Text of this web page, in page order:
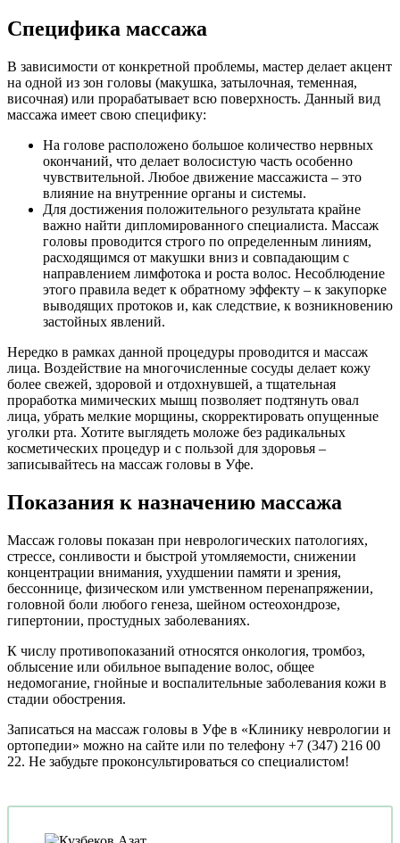
Специфика массажа
В зависимости от конкретной проблемы, мастер делает акцент
на одной из зон головы (макушка, затылочная, теменная,
височная) или прорабатывает всю поверхность. Данный вид
массажа имеет свою специфику:
На голове расположено большое количество нервных
окончаний, что делает волосистую часть особенно
чувствительной. Любое движение массажиста – это
влияние на внутренние органы и системы.
Для достижения положительного результата крайне
важно найти дипломированного специалиста. Массаж
головы проводится строго по определенным линиям,
расходящимся от макушки вниз и совпадающим с
направлением лимфотока и роста волос. Несоблюдение
этого правила ведет к обратному эффекту – к закупорке
выводящих протоков и, как следствие, к возникновению
застойных явлений.
Нередко в рамках данной процедуры проводится и массаж
лица. Воздействие на многочисленные сосуды делает кожу
более свежей, здоровой и отдохнувшей, а тщательная
проработка мимических мышц позволяет подтянуть овал
лица, убрать мелкие морщины, скорректировать опущенные
уголки рта. Хотите выглядеть моложе без радикальных
косметических процедур и с пользой для здоровья –
записывайтесь на массаж головы в Уфе.
Показания к назначению массажа
Массаж головы показан при неврологических патологиях,
стрессе, сонливости и быстрой утомляемости, снижении
концентрации внимания, ухудшении памяти и зрения,
бессоннице, физическом или умственном перенапряжении,
головной боли любого генеза, шейном остеохондрозе,
гипертонии, простудных заболеваниях.
К числу противопоказаний относятся онкология, тромбоз,
облысение или обильное выпадение волос, общее
недомогание, гнойные и воспалительные заболевания кожи в
стадии обострения.
Записаться на массаж головы в Уфе в «Клинику неврологии и
ортопедии» можно на сайте или по телефону +7 (347) 216 00
22. Не забудьте проконсультироваться со специалистом!